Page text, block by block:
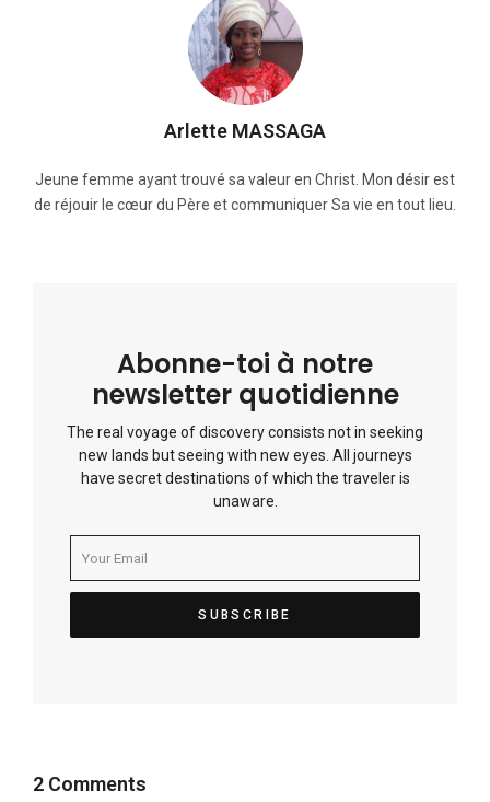
Arlette MASSAGA
Jeune femme ayant trouvé sa valeur en Christ. Mon désir est
de réjouir le cœur du Père et communiquer Sa vie en tout lieu.
Abonne-toi à notre
newsletter quotidienne
The real voyage of discovery consists not in seeking
new lands but seeing with new eyes. All journeys
have secret destinations of which the traveler is
unaware.
2 Comments